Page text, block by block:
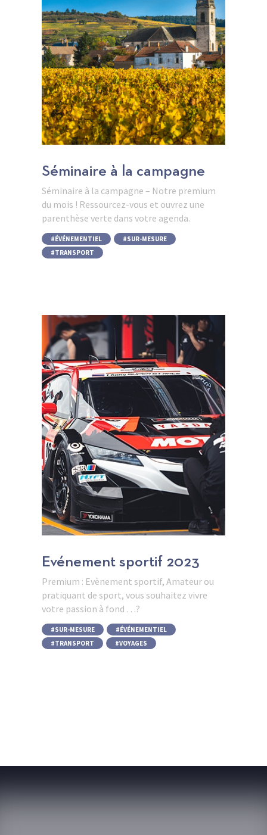
Séminaire à la campagne
ÉVÉNEMENTIEL , SUR-MESURE
,
TRANSPORT
Séminaire à la campagne – Notre premium
du mois ! Ressourcez-vous et ouvrez une
parenthèse verte dans votre agenda.
Evénement sportif 2023
SUR-MESURE , ÉVÉNEMENTIEL
,
TRANSPORT
, VOYAGES
Premium : Evènement sportif, Amateur ou
pratiquant de sport, vous souhaitez vivre
votre passion à fond …?